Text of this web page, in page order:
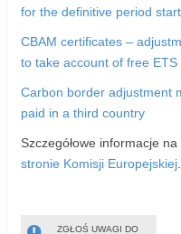
for the definitive period
CBAM certificates –
to take account of free ETS
Carbon border adjustment
paid in a third country
Szczegółowe informacje
stronie Komisji Europejskiej
ZGŁOŚ UWAGI DO